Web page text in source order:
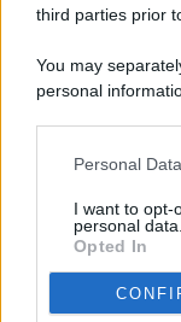
third parties prior
You may
personal
This information
disclose it to
Personal
I want to opt-
personal data.
Opted In